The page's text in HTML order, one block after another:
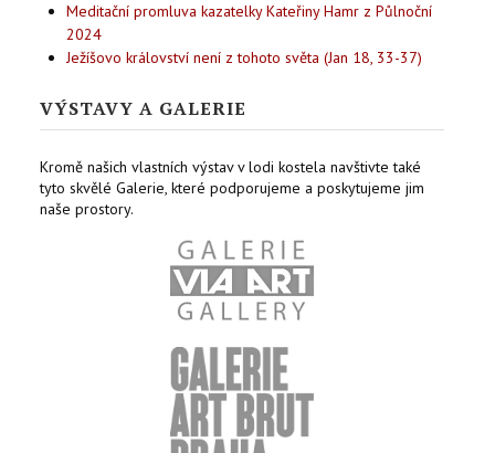
Meditační promluva kazatelky Kateřiny Hamr z Půlnoční
2024
Ježíšovo království není z tohoto světa (Jan 18, 33-37)
VÝSTAVY A GALERIE
Kromě našich vlastních výstav v lodi kostela navštivte také
tyto skvělé Galerie, které podporujeme a poskytujeme jim
naše prostory.